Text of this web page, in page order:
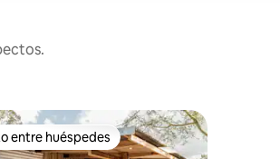
entre huéspedes
entre huéspedes